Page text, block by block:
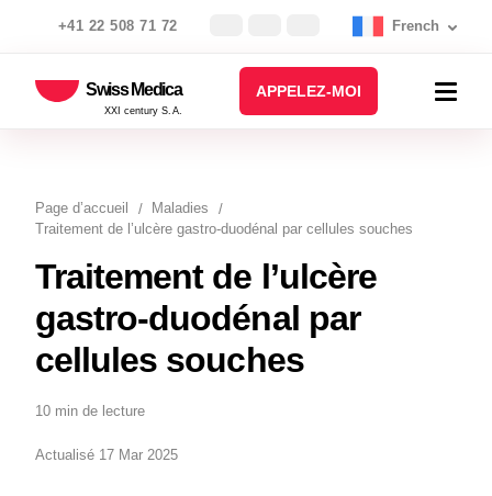
+41 22 508 71 72 French
Swiss Medica
XXI century S.A.
APPELEZ-MOI
Page d’accueil
Maladies
Traitement de l’ulcère gastro-duodénal par cellules souches
Traitement de l’ulcère
gastro-duodénal par
cellules souches
10 min de lecture
Actualisé 17 Mar 2025